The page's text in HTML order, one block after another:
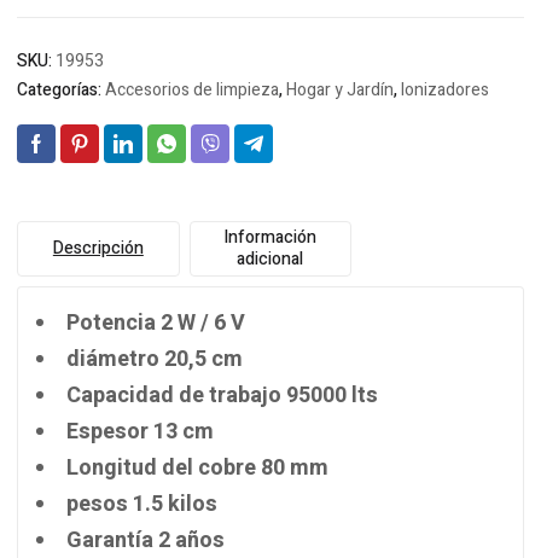
SKU: 19953
Categorías:Accesorios de limpieza,Hogar y Jardín,Ionizadores
Descripción
Información
adicional
Potencia 2 W / 6 V
diámetro 20,5 cm
Capacidad de trabajo 95000 lts
Espesor 13 cm
Longitud del cobre 80 mm
pesos 1.5 kilos
Garantía 2 años